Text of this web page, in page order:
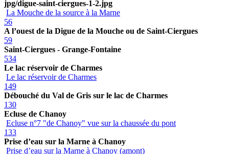
jpg/digue-saint-ciergues-1-2.jpg
La Mouche de la source à la Marne
56
A l’ouest de la Digue de la Mouche ou de Saint-Ciergues
59
Saint-Ciergues - Grange-Fontaine
534
Le lac réservoir de Charmes
Le lac réservoir de Charmes
149
Débouché du Val de Gris sur le lac de Charmes
130
Ecluse de Chanoy
Ecluse n°7 "de Chanoy" vue sur la chaussée du pont
133
Prise d’eau sur la Marne à Chanoy
Prise d’eau sur la Marne à Chanoy (amont)